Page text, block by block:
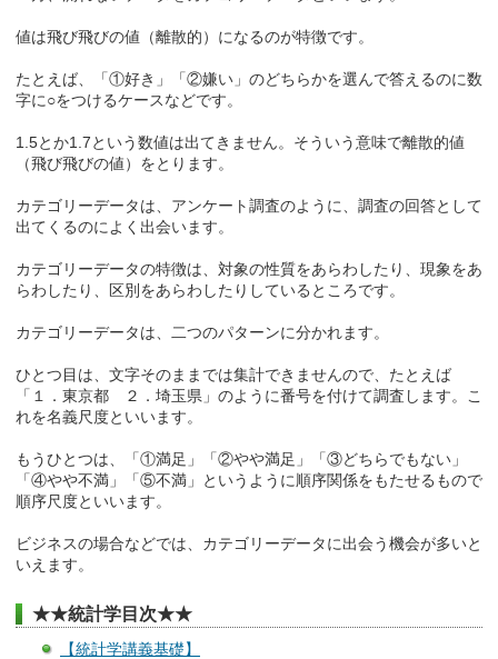
値は飛び飛びの値（離散的）になるのが特徴です。
たとえば、「①好き」「②嫌い」のどちらかを選んで答えるのに数
字に○をつけるケースなどです。
1.5とか1.7という数値は出てきません。そういう意味で離散的値
（飛び飛びの値）をとります。
カテゴリーデータは、アンケート調査のように、調査の回答として
出てくるのによく出会います。
カテゴリーデータの特徴は、対象の性質をあらわしたり、現象をあ
らわしたり、区別をあらわしたりしているところです。
カテゴリーデータは、二つのパターンに分かれます。
ひとつ目は、文字そのままでは集計できませんので、たとえば
「１．東京都 ２．埼玉県」のように番号を付けて調査します。こ
れを名義尺度といいます。
もうひとつは、「①満足」「②やや満足」「③どちらでもない」
「④やや不満」「⑤不満」というように順序関係をもたせるもので
順序尺度といいます。
ビジネスの場合などでは、カテゴリーデータに出会う機会が多いと
いえます。
★★統計学目次★★
【統計学講義基礎】